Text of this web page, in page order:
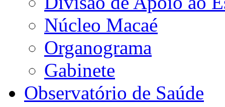
Núcleo Macaé
Organograma
Gabinete
Observatório de Saúde